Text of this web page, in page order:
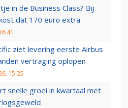
in de Business Class? Bij
dat 170 euro extra
ziet levering eerste Airbus
vertraging oplopen
15:25
snelle groei in kwartaal met